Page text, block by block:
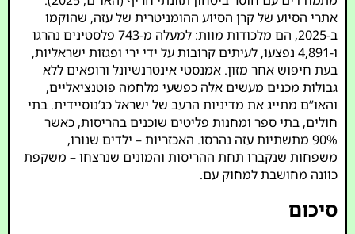
אתרי הסיוע של קרן הסיוע ההומניטרית של עזה, שהוקמו
ב-2025, הם מלכודות מוות: למעלה מ-743 פלסטינים נהרגו
ו-4,891 נפצעו, לעיתים קרובות על ידי ירי ופגזות ישראליות,
בעת חיפוש אחר מזון. אמנסטי אינטרנשיונל ורופאים ללא
גבולות מכנים מעשים אלה כפשעי מלחמה פוטנציאליים,
והאו”ם מתייג את מדיניות הרעב של ישראל כג’נוסיידית. בתי
חולים, בתי ספר ומחנות פליטים שוכנים בהריסות, כאשר
90% מתשתיות עזה נהרסו. האכזריות – ילדים שנורו,
משפחות שנקברו תחת ההריסות והמונים שנרצחו – משקפת
כוונה מחושבת למחוק עם.
סיכום